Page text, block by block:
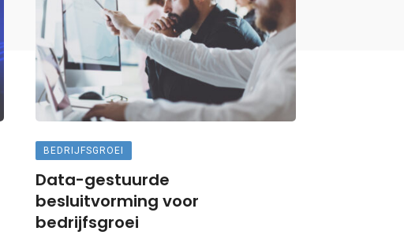
BEDRIJFSGROEI
Data-gestuurde
besluitvorming voor
bedrijfsgroei